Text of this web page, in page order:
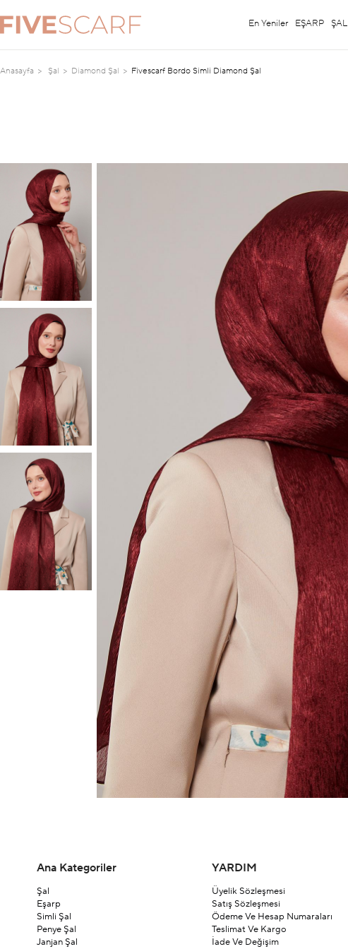
En Yeniler EŞARP ŞAL
Anasayfa Şal Diamond Şal Fivescarf Bordo Simli Diamond Şal
Ana Kategoriler
Şal
Eşarp
Simli Şal
Penye Şal
Janjan Şal
YARDIM
Üyelik Sözleşmesi
Satış Sözleşmesi
Ödeme Ve Hesap Numaraları
Teslimat Ve Kargo
İade Ve Değişim